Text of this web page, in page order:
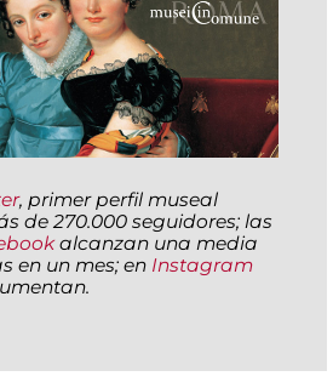
, primer perfil museal
de 270.000 seguidores; las
alcanzan una media
en un mes; en Instagram